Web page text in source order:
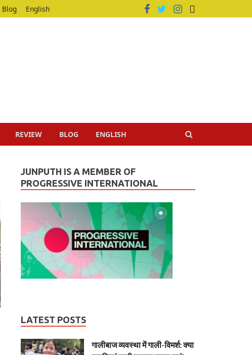
Blog English
REVIEW BLOG ENGLISH
JUNPUTH IS A MEMBER OF
PROGRESSIVE INTERNATIONAL
LATEST POSTS
गालीबाज व्‍यवस्‍था में गाली-विमर्श: क्या